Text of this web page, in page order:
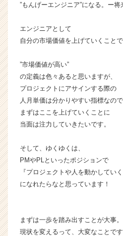
”もんげーエンジニア”になる。ー将
エンジニアとして
自分の市場価値を上げていくことで
”市場価値が高い”
の定義は色々あると思いますが、
プロジェクトにアサインする際の
人月単価は分かりやすい指標なので
まずはここを上げていくことに
当面は注力していきたいです。
そして、ゆくゆくは、
PMやPLといったポジションで
『プロジェクトや人を動かしていく
になれたらなと思っています！
まずは一歩を踏み出すことが大事
現状を変えるって、大変なことです